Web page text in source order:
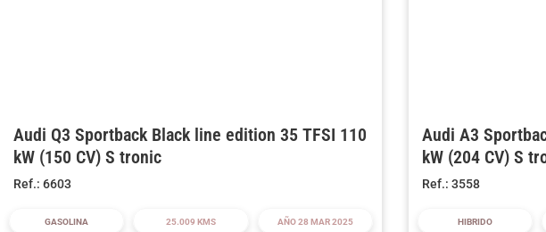
Audi Q3 Sportback Black line edition 35 TFSI 110
kW (150 CV) S tronic
Ref.: 6603
GASOLINA 25.009 KMS AÑO 28 MAR 2025
Audi A3
kW (204 CV) S
Ref.: 3558
HIBRIDO